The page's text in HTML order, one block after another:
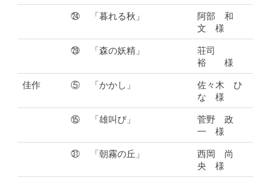
㉔
「暮れる秋」
阿部 和
文 様
㉙
「森の妖精」
荘司
裕 様
佳作
⑤ 「かかし」
佐々木 ひ
な 様
⑮
「雄叫び」
菅野 政
一 様
㉛
「朝霧の丘」
西岡 尚
央 様